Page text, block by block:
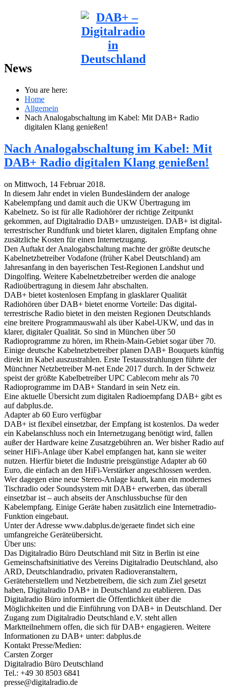
News
You are here:
Home
Allgemein
Nach Analogabschaltung im Kabel: Mit DAB+ Radio
digitalen Klang genießen!
Nach Analogabschaltung im Kabel: Mit
DAB+ Radio digitalen Klang genießen!
on Mittwoch, 14 Februar 2018.
In diesem Jahr endet in vielen Bundesländern der analoge
Kabelempfang und damit auch die UKW Übertragung im
Kabelnetz. So ist für alle Radiohörer der richtige Zeitpunkt
gekommen, auf Digitalradio DAB+ umzusteigen. DAB+ ist digital-
terrestrischer Rundfunk und bietet klaren, digitalen Empfang ohne
zusätzliche Kosten für einen Internetzugang.
Den Auftakt der Analogabschaltung machte der größte deutsche
Kabelnetzbetreiber Vodafone (früher Kabel Deutschland) am
Jahresanfang in den bayerischen Test-Regionen Landshut und
Dingolfing. Weitere Kabelnetzbetreiber werden die analoge
Radioübertragung in diesem Jahr abschalten.
DAB+ bietet kostenlosen Empfang in glasklarer Qualität
Radiohören über DAB+ bietet enorme Vorteile: Das digital-
terrestrische Radio bietet in den meisten Regionen Deutschlands
eine breitere Programmauswahl als über Kabel-UKW, und das in
klarer, digitaler Qualität. So sind in München über 50
Radioprogramme zu hören, im Rhein-Main-Gebiet sogar über 70.
Einige deutsche Kabelnetzbetreiber planen DAB+ Bouquets künftig
direkt im Kabel auszustrahlen. Erste Testausstrahlungen führte der
Münchner Netzbetreiber M-net Ende 2017 durch. In der Schweiz
speist der größte Kabelbetreiber UPC Cablecom mehr als 70
Radioprogramme im DAB+ Standard in sein Netz ein.
Eine aktuelle Übersicht zum digitalen Radioempfang DAB+ gibt es
auf dabplus.de.
Adapter ab 60 Euro verfügbar
DAB+ ist flexibel einsetzbar, der Empfang ist kostenlos. Da weder
ein Kabelanschluss noch ein Internetzugang benötigt wird, fallen
außer der Hardware keine Zusatzgebühren an. Wer bisher Radio auf
seiner HiFi-Anlage über Kabel empfangen hat, kann sie weiter
nutzen. Hierfür bietet die Industrie preisgünstige Adapter ab 60
Euro, die einfach an den HiFi-Verstärker angeschlossen werden.
Wer dagegen eine neue Stereo-Anlage kauft, kann ein modernes
Tischradio oder Soundsystem mit DAB+ erwerben, das überall
einsetzbar ist – auch abseits der Anschlussbuchse für den
Kabelempfang. Einige Geräte haben zusätzlich eine Internetradio-
Funktion eingebaut.
Unter der Adresse www.dabplus.de/geraete findet sich eine
umfangreiche Geräteübersicht.
Über uns:
Das Digitalradio Büro Deutschland mit Sitz in Berlin ist eine
Gemeinschaftsinitiative des Vereins Digitalradio Deutschland, also
ARD, Deutschlandradio, privaten Radioveranstaltern,
Geräteherstellern und Netzbetreibern, die sich zum Ziel gesetzt
haben, Digitalradio DAB+ in Deutschland zu etablieren. Das
Digitalradio Büro informiert die Öffentlichkeit über die
Möglichkeiten und die Einführung von DAB+ in Deutschland. Der
Zugang zum Digitalradio Deutschland e.V. steht allen
Marktteilnehmern offen, die sich für DAB+ engagieren. Weitere
Informationen zu DAB+ unter: dabplus.de
Kontakt Presse/Medien:
Carsten Zorger
Digitalradio Büro Deutschland
Tel.: +49 30 8503 6841
presse@digitalradio.de